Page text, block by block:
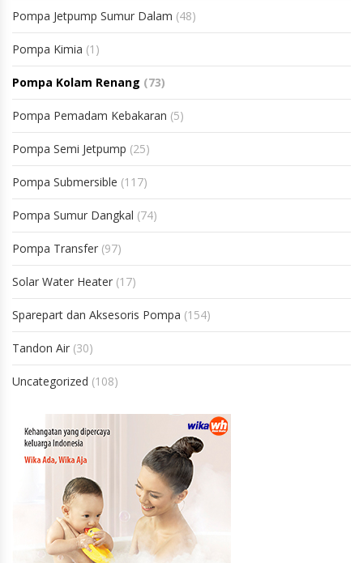
Pompa Jetpump Sumur Dalam (48)
Pompa Kimia (1)
Pompa Kolam Renang (73)
Pompa Pemadam Kebakaran (5)
Pompa Semi Jetpump (25)
Pompa Submersible (117)
Pompa Sumur Dangkal (74)
Pompa Transfer (97)
Solar Water Heater (17)
Sparepart dan Aksesoris Pompa (154)
Tandon Air (30)
Uncategorized (108)